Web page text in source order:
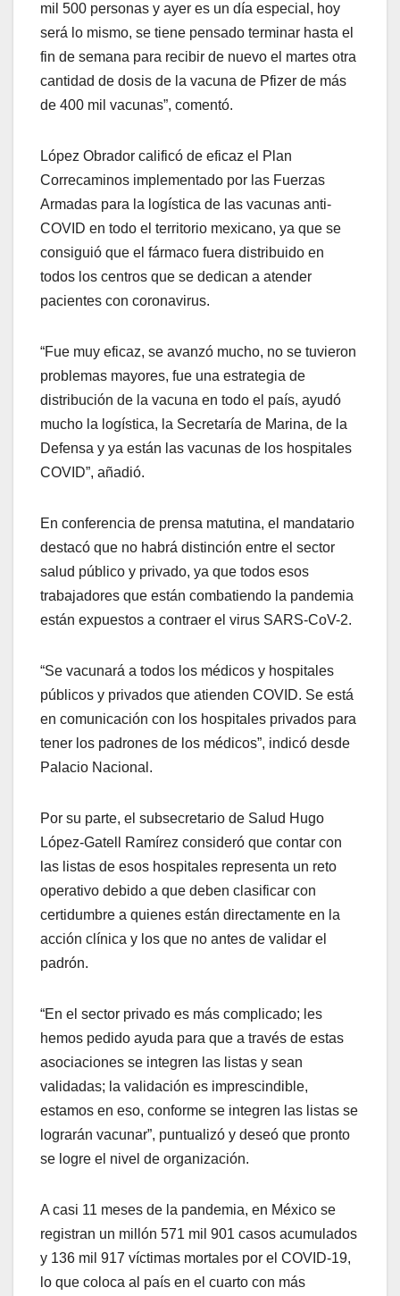
mil 500 personas y ayer es un día especial, hoy
será lo mismo, se tiene pensado terminar hasta el
fin de semana para recibir de nuevo el martes otra
cantidad de dosis de la vacuna de Pfizer de más
de 400 mil vacunas”, comentó.
López Obrador calificó de eficaz el Plan
Correcaminos implementado por las Fuerzas
Armadas para la logística de las vacunas anti-
COVID en todo el territorio mexicano, ya que se
consiguió que el fármaco fuera distribuido en
todos los centros que se dedican a atender
pacientes con coronavirus.
“Fue muy eficaz, se avanzó mucho, no se tuvieron
problemas mayores, fue una estrategia de
distribución de la vacuna en todo el país, ayudó
mucho la logística, la Secretaría de Marina, de la
Defensa y ya están las vacunas de los hospitales
COVID”, añadió.
En conferencia de prensa matutina, el mandatario
destacó que no habrá distinción entre el sector
salud público y privado, ya que todos esos
trabajadores que están combatiendo la pandemia
están expuestos a contraer el virus SARS-CoV-2.
“Se vacunará a todos los médicos y hospitales
públicos y privados que atienden COVID. Se está
en comunicación con los hospitales privados para
tener los padrones de los médicos”, indicó desde
Palacio Nacional.
Por su parte, el subsecretario de Salud Hugo
López-Gatell Ramírez consideró que contar con
las listas de esos hospitales representa un reto
operativo debido a que deben clasificar con
certidumbre a quienes están directamente en la
acción clínica y los que no antes de validar el
padrón.
“En el sector privado es más complicado; les
hemos pedido ayuda para que a través de estas
asociaciones se integren las listas y sean
validadas; la validación es imprescindible,
estamos en eso, conforme se integren las listas se
lograrán vacunar”, puntualizó y deseó que pronto
se logre el nivel de organización.
A casi 11 meses de la pandemia, en México se
registran un millón 571 mil 901 casos acumulados
y 136 mil 917 víctimas mortales por el COVID-19,
lo que coloca al país en el cuarto con más